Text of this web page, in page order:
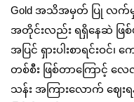
Gold အသိအမှတ် ပြု လက်မှ
အတိုင်းလည်း ရရှိနေဆဲ ဖြစ်
အပြင် ရှားပါးစာရင်းဝင်
တစ်စီး ဖြစ်တာကြောင့် လ
သန်း အကြားလောက် ဈေး